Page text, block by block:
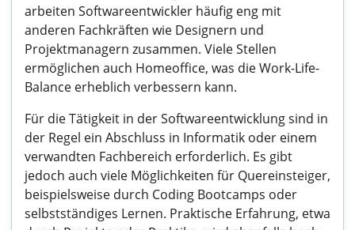
arbeiten Softwareentwickler häufig eng mit
anderen Fachkräften wie Designern und
Projektmanagern zusammen. Viele Stellen
ermöglichen auch Homeoffice, was die Work-Life-
Balance erheblich verbessern kann.
Für die Tätigkeit in der Softwareentwicklung sind in
der Regel ein Abschluss in Informatik oder einem
verwandten Fachbereich erforderlich. Es gibt
jedoch auch viele Möglichkeiten für Quereinsteiger,
beispielsweise durch Coding Bootcamps oder
selbstständiges Lernen. Praktische Erfahrung, etwa